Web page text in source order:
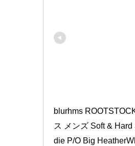
blurhms
ス メンズ Soft &
die P/O Big